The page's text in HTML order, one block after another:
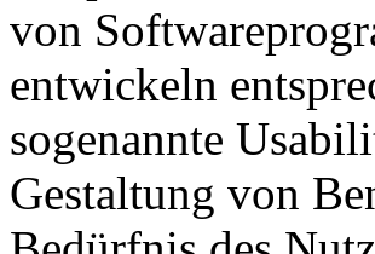
von
entwickeln
sogenannte
Gestaltung von